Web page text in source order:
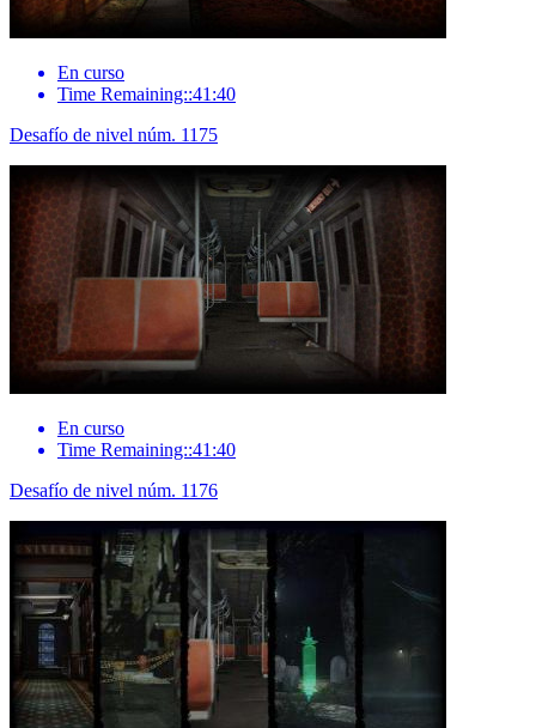
En curso
Time Remaining::41:40
Desafío de nivel núm. 1175
En curso
Time Remaining::41:40
Desafío de nivel núm. 1176